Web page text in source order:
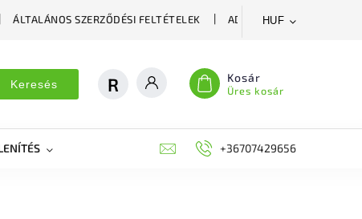
ÁLTALÁNOS SZERZŐDÉSI FELTÉTELEK ADATVÉDELMI
HUF
Keresés Kosár
Üres kosár
DEKORÁCIÓS FALPANEL, MŰNÖVÉNY FAL
+36707429656